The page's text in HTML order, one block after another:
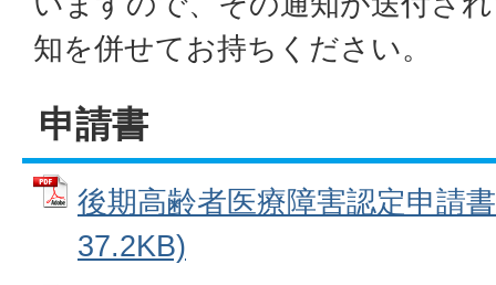
知を併せてお持ちください。
申請書
後期高齢者医療障害認定申請
37.2KB)